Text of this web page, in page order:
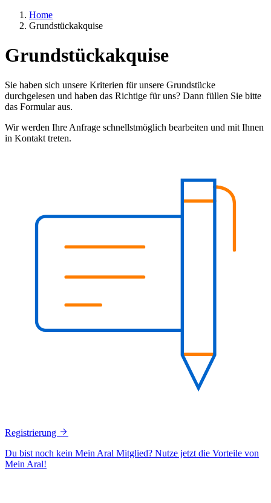
Home
Grundstückakquise
Grundstückakquise
Sie haben sich unsere Kriterien für unsere Grundstücke
durchgelesen und haben das Richtige für uns? Dann füllen Sie bitte
das Formular aus.
Wir werden Ihre Anfrage schnellstmöglich bearbeiten und mit Ihnen
in Kontakt treten.
Registrierung
Du bist noch kein Mein Aral Mitglied? Nutze jetzt die Vorteile von
Mein Aral!